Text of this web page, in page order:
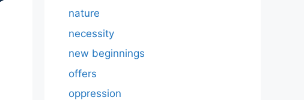
nature
necessity
new beginnings
offers
oppression